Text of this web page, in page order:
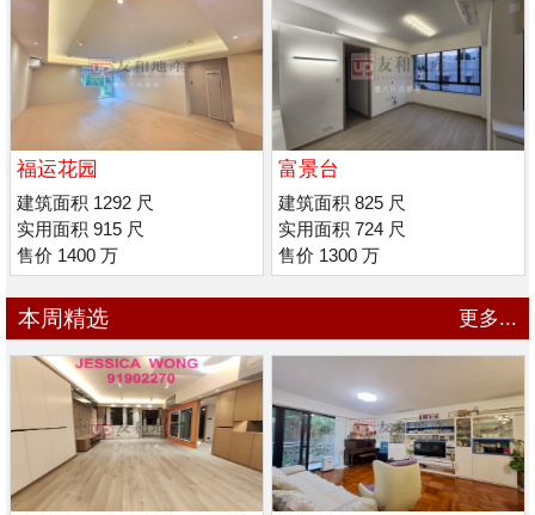
福运花园
建筑面积 1292 尺
实用面积 915 尺
售价 1400 万
富景台
建筑面积 825 尺
实用面积 724 尺
售价 1300 万
本周精选 更多...